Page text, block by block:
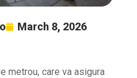
March 8, 2026
metrou, care va asigura